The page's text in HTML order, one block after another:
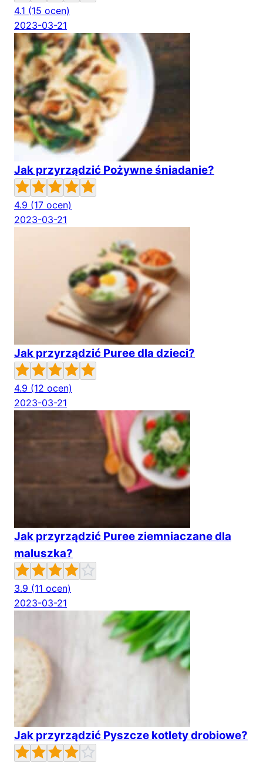
4.1 (15 ocen)
2023-03-21
Jak przyrządzić Pożywne śniadanie?
4.9 (17 ocen)
2023-03-21
Jak przyrządzić Puree dla dzieci?
4.9 (12 ocen)
2023-03-21
Jak przyrządzić Puree ziemniaczane dla
maluszka?
3.9 (11 ocen)
2023-03-21
Jak przyrządzić Pyszcze kotlety drobiowe?